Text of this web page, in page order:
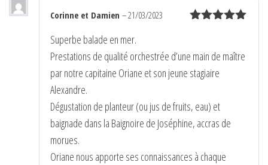
Corinne et Damien –21/03/2023
Superbe balade en mer.
Prestations de qualité orchestrée d’une main de maître
par notre capitaine Oriane et son jeune stagiaire
Alexandre.
Dégustation de planteur (ou jus de fruits, eau) et
baignade dans la Baignoire de Joséphine, accras de
morues.
Oriane nous apporte ses connaissances à chaque